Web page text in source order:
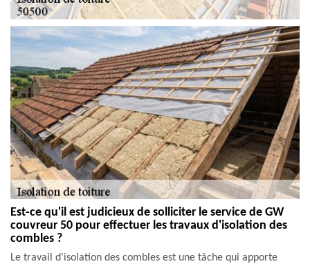
Est-ce qu'il est judicieux de solliciter le service de GW
couvreur 50 pour effectuer les travaux d'isolation des
combles ?
Le travail d'isolation des combles est une tâche qui apporte